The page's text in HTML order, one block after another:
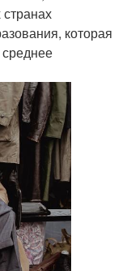
которая
среднее